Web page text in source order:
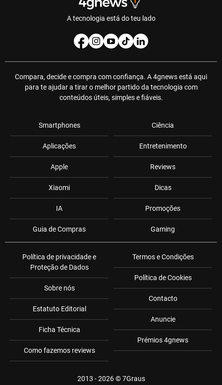
A tecnologia está do teu lado
Compara, decide e compra com confiança. A 4gnews está aqui
para te ajudar a tirar o melhor partido da tecnologia com
conteúdos úteis, simples e fiáveis.
Smartphones
Aplicações
Apple
Xiaomi
IA
Guia de Compras
Ciência
Entretenimento
Reviews
Dicas
Promoções
Gaming
Política de privacidade e
Proteção de Dados
Sobre nós
Estatuto Editorial
Ficha Técnica
Como fazemos reviews
Termos e Condições
Política de Cookies
Contacto
Anuncie
Prémios 4gnews
2013 - 2026 ©7Graus